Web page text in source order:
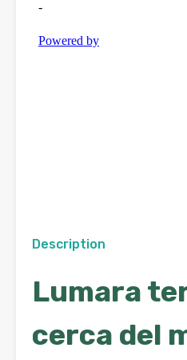
Description
Lumara
cerca del